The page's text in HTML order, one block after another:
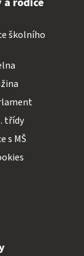
školního
třídy
s MŠ